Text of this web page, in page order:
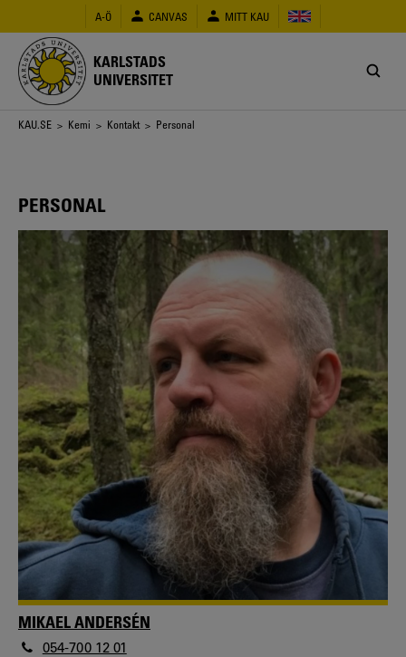
huvudinnehåll
A-Ö CANVAS MITT KAU
KARLSTADS
UNIVERSITET
Länkstig
KAU.SE > Kemi > Kontakt > Personal
PERSONAL
MIKAEL ANDERSÉN
054-700 12 01